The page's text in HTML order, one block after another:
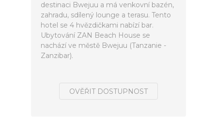
destinaci Bwejuu a má venkovní bazén,
zahradu, sdílený lounge a terasu. Tento
hotel se 4 hvězdičkami nabízí bar.
Ubytování ZAN Beach House se
nachází ve městě Bwejuu (Tanzanie -
Zanzibar).
OVĚŘIT DOSTUPNOST